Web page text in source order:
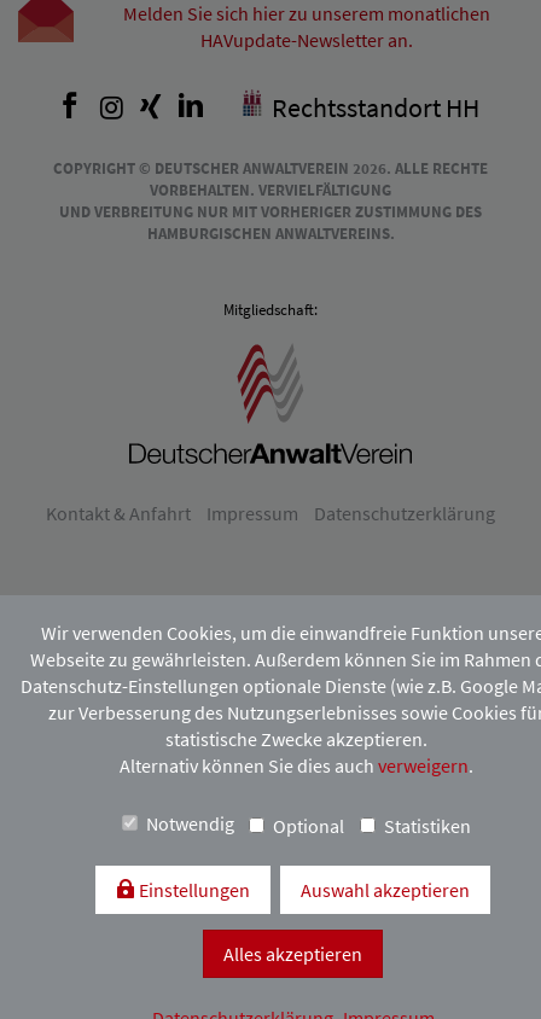
Melden Sie sich hier zu unserem monatlichen
HAVupdate-Newsletter an.
Facebook
Instagram
XingLinkedInRechtsstandort HH
COPYRIGHT © DEUTSCHER ANWALTVEREIN 2026. ALLE RECHTE
VORBEHALTEN. VERVIELFÄLTIGUNG
UND VERBREITUNG NUR MIT VORHERIGER ZUSTIMMUNG DES
HAMBURGISCHEN ANWALTVEREINS.
Mitgliedschaft:
Kontakt & Anfahrt Impressum Datenschutzerklärung
Wir verwenden Cookies, um die einwandfreie Funktion
Webseite zu gewährleisten. Außerdem können Sie im Rahmen
Datenschutz-Einstellungen optionale Dienste (wie z.B. Google
zur Verbesserung des Nutzungserlebnisses sowie Cookies
statistische Zwecke akzeptieren.
Alternativ können Sie dies auch verweigern.
Notwendig Optional Statistiken
Einstellungen Auswahl akzeptieren
Alles akzeptieren